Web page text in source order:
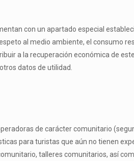
con un apartado especial
al medio ambiente, el consumo
a la recuperación económica de
datos de utilidad.
de carácter comunitario
para turistas que aún no tienen
talleres comunitarios, así